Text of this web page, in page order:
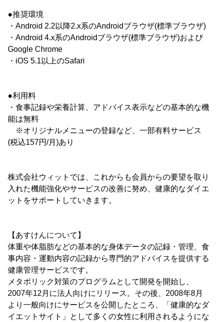
●推奨環境
・Android 2.2以降2.x系のAndroidブラウザ(標準ブラウザ)
・Android 4.x系のAndroidブラウザ(標準ブラウザ)および
Google Chrome
・iOS 5.1以上のSafari
●利用料
・食事記録や栄養計算、アドバイス表示などの基本的な機
能は無料
※オリジナルメニューの登録など、一部有料サービス
(税込157円/月)あり
株式会社ウィットでは、これからも会員からの要望を取り
入れた機能強化やサービスの改善に努め、健康的なダイエ
ットをサポートしていきます。
【あすけんについて】
体重や体脂肪などの基本的な身体データの記録・管理、食
事内容・運動内容の記録から専門的アドバイスを提供する
健康管理サービスです。
メタボリック対策のプログラムとして開発を開始し、
2007年12月に法人向けにリリース。その後、2008年8月
より一般向けにサービスを公開したところ、「健康的なダ
イエットサイト」として多くの女性に利用されるようにな